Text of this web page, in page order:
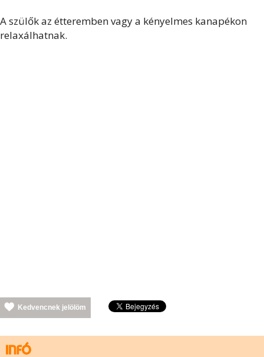
A szülők az étteremben vagy a kényelmes kanapékon
relaxálhatnak.
Kedvencnek jelölöm